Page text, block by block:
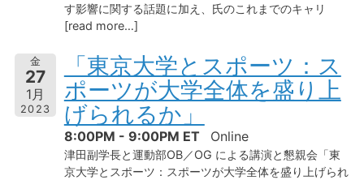
す影響に関する話題に加え、氏のこれまでのキャリ
[read more…]
金
27
1月
2023
「東京⼤学とスポーツ：ス
ポーツが⼤学全体を盛り上
げられるか」
8:00PM - 9:00PM ET Online
津田副学長と運動部OB／OG による講演と懇親会「東
京⼤学とスポーツ：スポーツが⼤学全体を盛り上げられ